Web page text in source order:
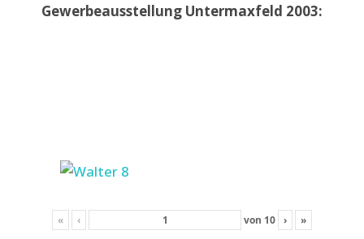
Gewerbeausstellung Untermaxfeld 2003:
« ‹ von 10 › »